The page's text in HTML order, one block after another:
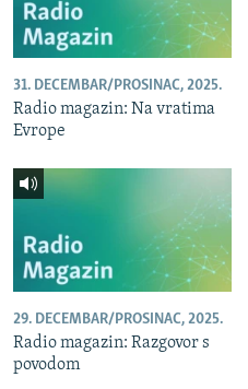
31. DECEMBAR/PROSINAC, 2025.
Radio magazin: Na vratima
Evrope
29. DECEMBAR/PROSINAC, 2025.
Radio magazin: Razgovor s
povodom